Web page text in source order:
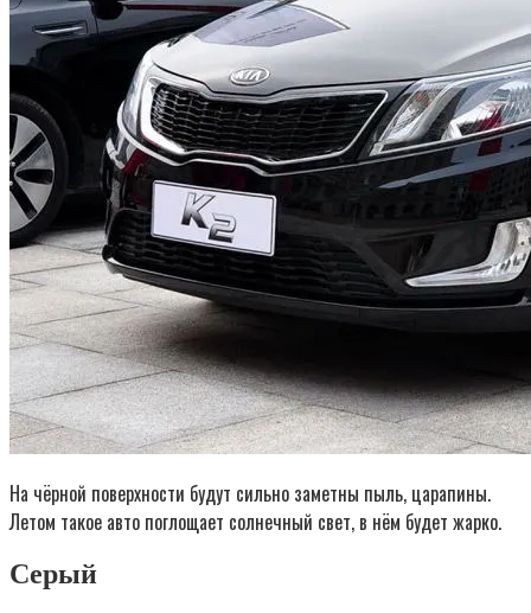
На чёрной поверхности будут сильно заметны пыль, царапины.
Летом такое авто поглощает солнечный свет, в нём будет жарко.
Серый